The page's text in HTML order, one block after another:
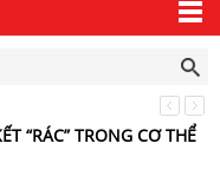
“RÁC” TRONG CƠ THỂ